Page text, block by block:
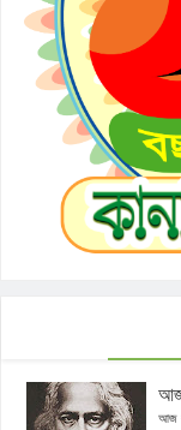
আজ
আজ